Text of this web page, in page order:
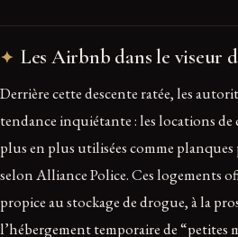
Les Airbnb dans le viseur
Derrière cette descente ratée, les
tendance inquiétante : les locations
plus en plus utilisées comme
selon Alliance Police. Ces logements
propice au stockage de drogue, à la
l’hébergement temporaire de “petites